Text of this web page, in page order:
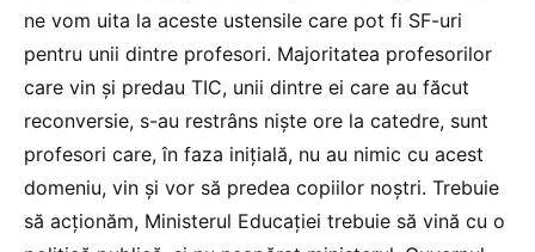
ne vom uita la aceste ustensile care pot fi SF-uri
pentru unii dintre profesori. Majoritatea profesorilor
care vin și predau TIC, unii dintre ei care au făcut
reconversie, s-au restrâns niște ore la catedre, sunt
profesori care, în faza inițială, nu au nimic cu acest
domeniu, vin și vor să predea copiilor noștri. Trebuie
să acționăm, Ministerul Educației trebuie să vină cu o